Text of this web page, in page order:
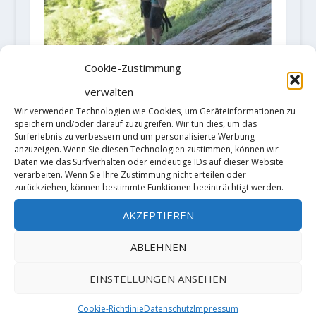
Cookie-Zustimmung
verwalten
Wir verwenden Technologien wie Cookies, um Geräteinformationen zu
speichern und/oder darauf zuzugreifen. Wir tun dies, um das
Surferlebnis zu verbessern und um personalisierte Werbung
anzuzeigen. Wenn Sie diesen Technologien zustimmen, können wir
Daten wie das Surfverhalten oder eindeutige IDs auf dieser Website
verarbeiten. Wenn Sie Ihre Zustimmung nicht erteilen oder
zurückziehen, können bestimmte Funktionen beeinträchtigt werden.
AKZEPTIEREN
ABLEHNEN
EINSTELLUNGEN ANSEHEN
Cookie-RichtlinieDatenschutzImpressum
Anak Verhoeven klettert „La
Planta de Shiva“ [9b]
Martin Feistl und Silvan Metz